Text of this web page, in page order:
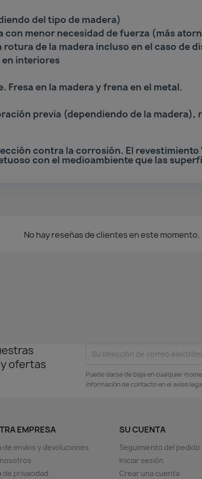
del tipo de madera)
con menor necesidad de fuerza (más
de la madera incluso en el caso de
interiores
Fresa en la madera y frena en el metal.
previa (dependiendo de la madera),
contra la corrosión. El revestimiento
con el medioambiente que las
No hay reseñas de clientes en este momento.
ofertas
Puede darse de baja en cualquier
información de contacto en el aviso
EMPRESA
de envíos y devoluciones
de privacidad
SU CUENTA
Seguimiento del pedido
Iniciar sesión
Crear una cuenta